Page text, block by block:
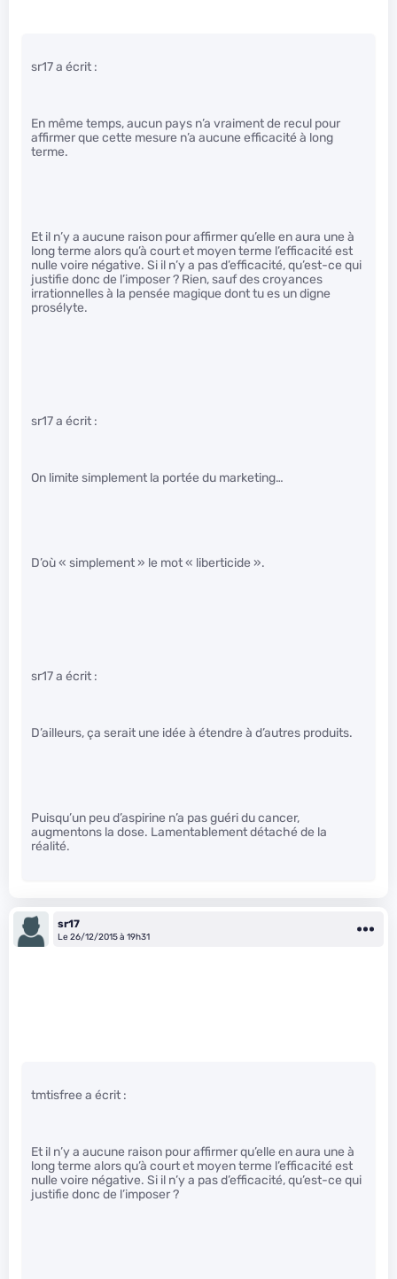
sr17 a écrit :
En même temps, aucun pays n’a vraiment de recul pour
affirmer que cette mesure n’a aucune efficacité à long
terme.
Et il n’y a aucune raison pour affirmer qu’elle en aura une à
long terme alors qu’à court et moyen terme l’efficacité est
nulle voire négative. Si il n’y a pas d’efficacité, qu’est-ce qui
justifie donc de l’imposer ? Rien, sauf des croyances
irrationnelles à la pensée magique dont tu es un digne
prosélyte.
sr17 a écrit :
On limite simplement la portée du marketing…
D’où « simplement » le mot « liberticide ».
sr17 a écrit :
D’ailleurs, ça serait une idée à étendre à d’autres produits.
Puisqu’un peu d’aspirine n’a pas guéri du cancer,
augmentons la dose. Lamentablement détaché de la
réalité.
sr17
Le 26/12/2015 à 19h31
tmtisfree a écrit :
Et il n’y a aucune raison pour affirmer qu’elle en aura une à
long terme alors qu’à court et moyen terme l’efficacité est
nulle voire négative. Si il n’y a pas d’efficacité, qu’est-ce qui
justifie donc de l’imposer ?